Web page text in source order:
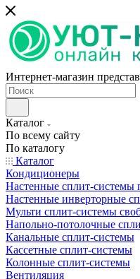
Интернет-магазин
Каталог
По всему сайту
По каталогу
Каталог
Кондиционеры
Настенные сплит-системы
Настенные инверторные
Мульти сплит-системы
Напольно-потолочные
Канальные сплит-системы
Кассетные сплит-системы
Колонные сплит-системы
Вентиляция